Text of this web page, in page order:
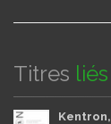
Titres liés